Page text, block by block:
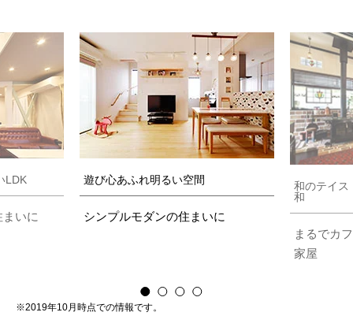
LDK
いに
遊び心あふれ明るい空間
シンプルモダンの住まいに
和のテイス
和
まるでカ
家屋
※2019年10月時点での情報です。